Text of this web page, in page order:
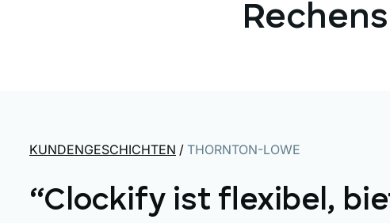
KUNDENGESCHICHTEN / THORNTON-LOWE
“Clockify ist flexibel,